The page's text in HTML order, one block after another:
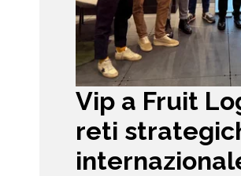
Vip a Fruit
reti